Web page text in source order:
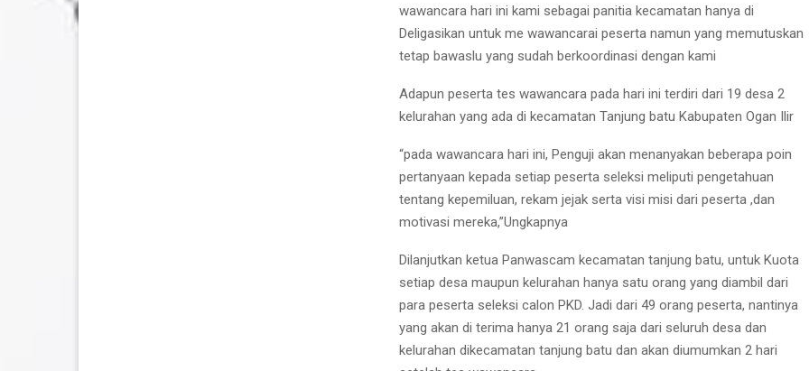
wawancara hari ini kami sebagai panitia kecamatan hanya di
Deligasikan untuk me wawancarai peserta namun yang memutuskan
tetap bawaslu yang sudah berkoordinasi dengan kami
Adapun peserta tes wawancara pada hari ini terdiri dari 19 desa 2
kelurahan yang ada di kecamatan Tanjung batu Kabupaten Ogan Ilir
“pada wawancara hari ini, Penguji akan menanyakan beberapa poin
pertanyaan kepada setiap peserta seleksi meliputi pengetahuan
tentang kepemiluan, rekam jejak serta visi misi dari peserta ,dan
motivasi mereka,”Ungkapnya
Dilanjutkan ketua Panwascam kecamatan tanjung batu, untuk Kuota
setiap desa maupun kelurahan hanya satu orang yang diambil dari
para peserta seleksi calon PKD. Jadi dari 49 orang peserta, nantinya
yang akan di terima hanya 21 orang saja dari seluruh desa dan
kelurahan dikecamatan tanjung batu dan akan diumumkan 2 hari